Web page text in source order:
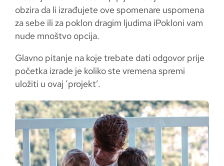
Za Kuma i Kumu
Kućni ljubimci
Za Njega
Za Djecu
Prigoda
Škola
Rođendan
obzira da li izrađujete ove spomenare uspomena
za sebe ili za poklon dragim ljudima iPokloni vam
nude mnoštvo opcija.
Glavno pitanje na koje trebate dati odgovor prije
početka izrade je koliko ste vremena spremi
uložiti u ovaj ‘projekt’.